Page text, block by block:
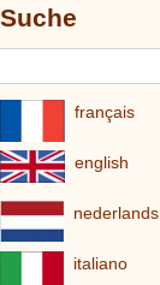
Suche
français
english
nederlands
italiano